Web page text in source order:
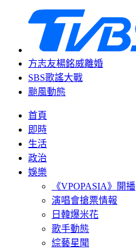
方志友楊銘威離婚
SBS歌謠大戰
颱風動態
首頁
即時
生活
政治
娛樂
《VPOPASIA》開播
演唱會搶票情報
日韓爆米花
歌手動態
綜藝星聞